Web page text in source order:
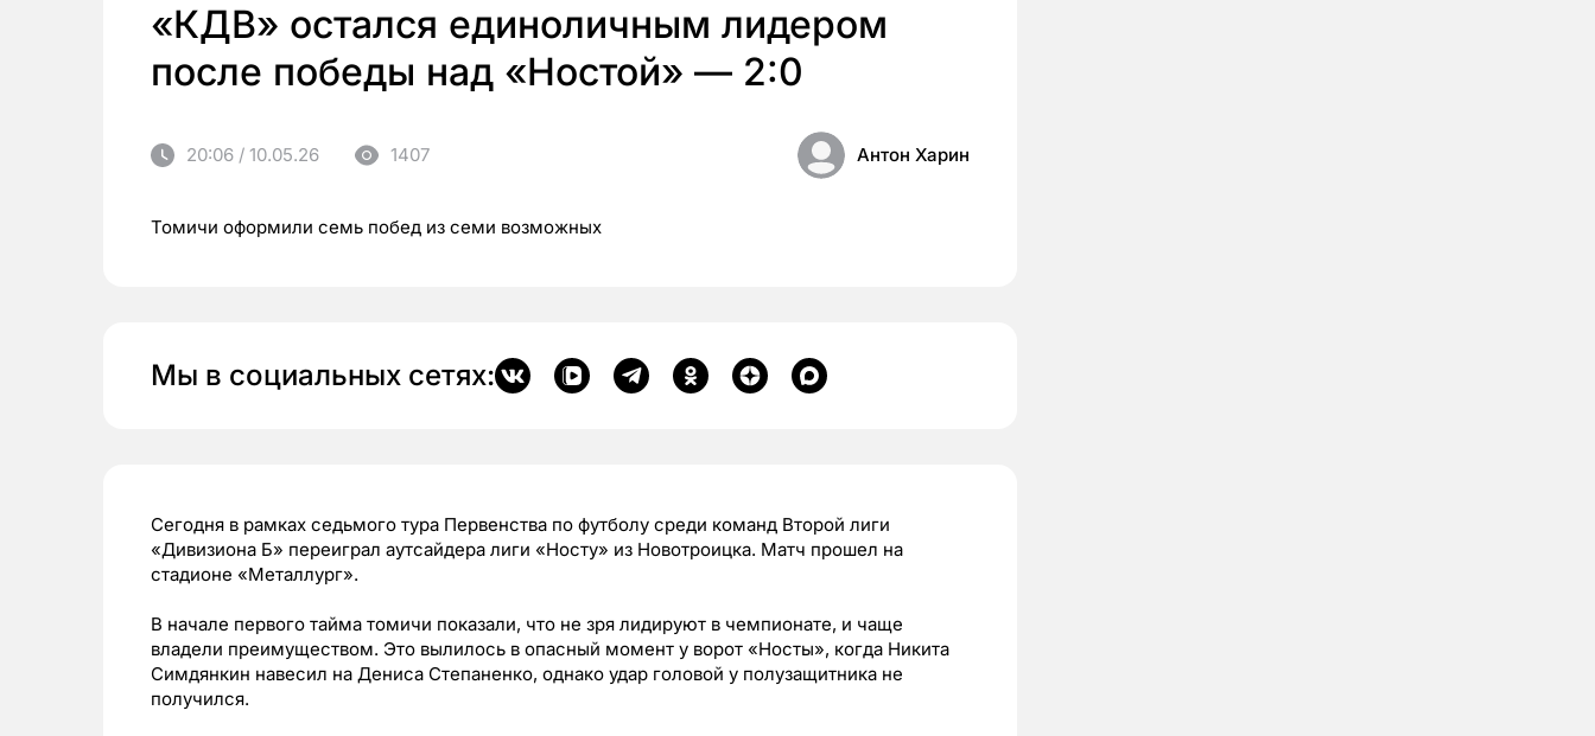
«КДВ» остался единоличным лидером
после победы над «Ностой» — 2:0
20:06 / 10.05.26 1407 Антон Харин
Томичи оформили семь побед из семи возможных
Мы в социальных сетях:
Сегодня в рамках седьмого тура Первенства по футболу среди команд Второй лиги
«Дивизиона Б» переиграл аутсайдера лиги «Носту» из Новотроицка. Матч прошел на
стадионе «Металлург».
В начале первого тайма томичи показали, что не зря лидируют в чемпионате, и чаще
владели преимуществом. Это вылилось в опасный момент у ворот «Носты», когда Никита
Симдянкин навесил на Дениса Степаненко, однако удар головой у полузащитника не
получился.